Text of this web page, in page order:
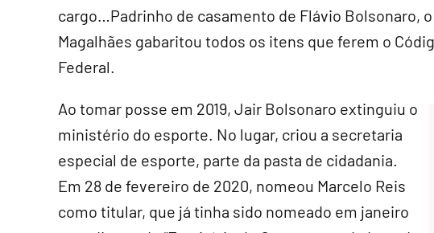
cargo…Padrinho de casamento de Flávio Bolsonaro,
Magalhães gabaritou todos os itens que ferem o
Federal.
Ao tomar posse em 2019, Jair Bolsonaro extinguiu o
ministério do esporte. No lugar, criou a secretaria
especial de esporte, parte da pasta de cidadania.
Em 28 de fevereiro de 2020, nomeou Marcelo Reis
como titular, que já tinha sido nomeado em janeiro